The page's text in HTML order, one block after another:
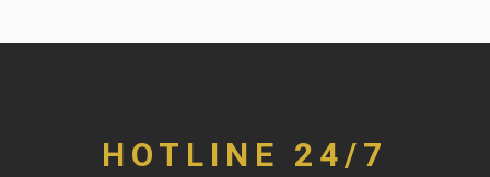
HOTLINE 24/7